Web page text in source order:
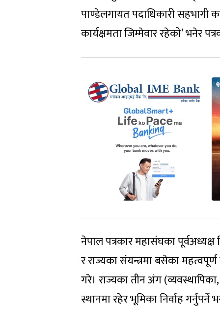
पाण्डेलगायत पदाधिकारी
कार्यक्षमता जिम्मेवार रहेको’ भनेर
नेपाल पत्रकार महासंघका
र राज्यका संयन्त्रमा बसेका
गरे। राज्यका तीन अंग
स्थानमा रहेर भूमिका निर्वाह